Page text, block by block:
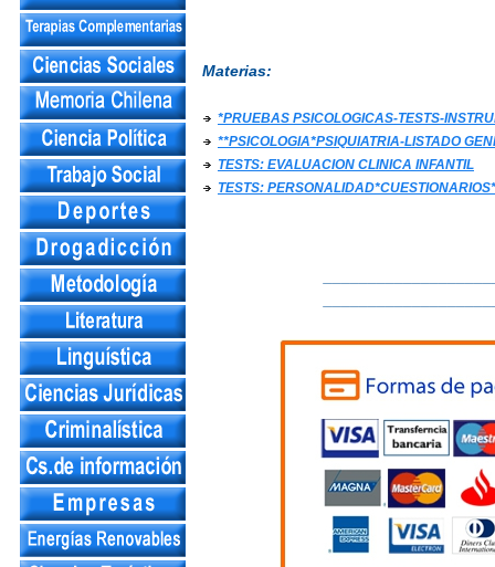
Materias:
*PRUEBAS PSICOLOGICAS-TESTS-
**PSICOLOGIA*PSIQUIATRIA-LISTADO
TESTS: EVALUACION CLINICA INFANTIL
TESTS: